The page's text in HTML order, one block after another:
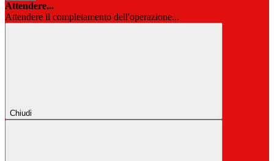
Attendere...
Attendere il completamento dell'operazione...
Chiudi